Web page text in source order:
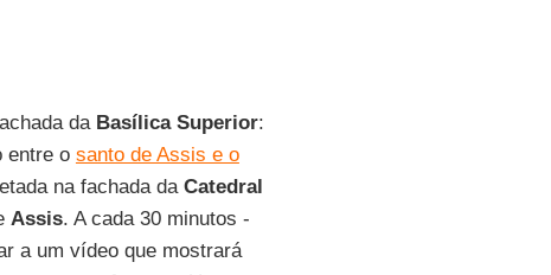
da Basílica Superior:
entre o santo de Assis e o
na fachada da Catedral
Assis. A cada 30 minutos -
a um vídeo que mostrará